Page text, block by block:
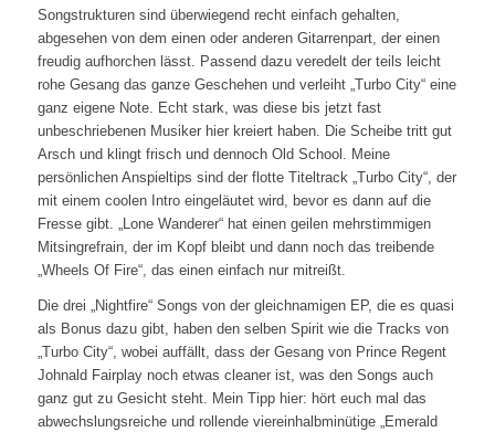
Songstrukturen sind überwiegend recht einfach gehalten,
abgesehen von dem einen oder anderen Gitarrenpart, der einen
freudig aufhorchen lässt. Passend dazu veredelt der teils leicht
rohe Gesang das ganze Geschehen und verleiht „Turbo City“ eine
ganz eigene Note. Echt stark, was diese bis jetzt fast
unbeschriebenen Musiker hier kreiert haben. Die Scheibe tritt gut
Arsch und klingt frisch und dennoch Old School. Meine
persönlichen Anspieltips sind der flotte Titeltrack „Turbo City“, der
mit einem coolen Intro eingeläutet wird, bevor es dann auf die
Fresse gibt. „Lone Wanderer“ hat einen geilen mehrstimmigen
Mitsingrefrain, der im Kopf bleibt und dann noch das treibende
„Wheels Of Fire“, das einen einfach nur mitreißt.
Die drei „Nightfire“ Songs von der gleichnamigen EP, die es quasi
als Bonus dazu gibt, haben den selben Spirit wie die Tracks von
„Turbo City“, wobei auffällt, dass der Gesang von Prince Regent
Johnald Fairplay noch etwas cleaner ist, was den Songs auch
ganz gut zu Gesicht steht. Mein Tipp hier: hört euch mal das
abwechslungsreiche und rollende viereinhalbminütige „Emerald